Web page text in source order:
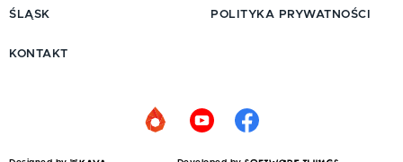
ŚLĄSK POLITYKA PRYWATNOŚCI
KONTAKT